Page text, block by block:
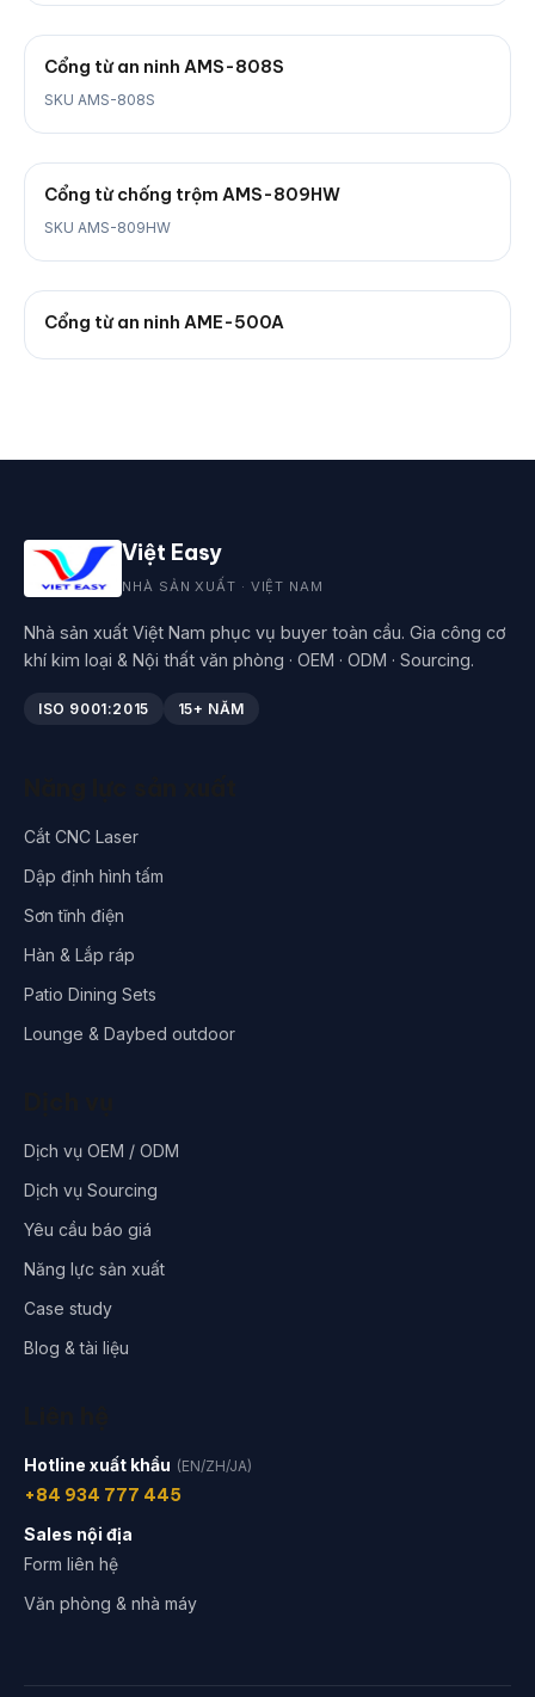
Cổng từ an ninh AMS-808S
SKU AMS-808S
Cổng từ chống trộm AMS-809HW
SKU AMS-809HW
Cổng từ an ninh AME-500A
Việt Easy
NHÀ SẢN XUẤT · VIỆT NAM
Nhà sản xuất Việt Nam phục vụ buyer toàn cầu. Gia công cơ
khí kim loại & Nội thất văn phòng · OEM · ODM · Sourcing.
ISO 9001:2015 15+ NĂM
Cắt CNC Laser
Dập định hình tấm
Sơn tĩnh điện
Hàn & Lắp ráp
Patio Dining Sets
Lounge & Daybed outdoor
Dịch vụ OEM / ODM
Dịch vụ Sourcing
Yêu cầu báo giá
Năng lực sản xuất
Case study
Blog & tài liệu
Hotline xuất khẩu (EN/ZH/JA)
+84 934 777 445
Sales nội địa
Form liên hệ
Văn phòng & nhà máy